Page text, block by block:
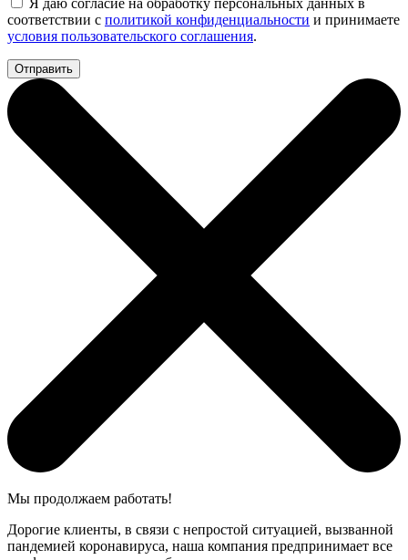
соответствии с политикой конфиденциальности и принимаете
условия пользовательского соглашения.
Мы продолжаем работать!
Дорогие клиенты, в связи с непростой ситуацией, вызванной
пандемией коронавируса, наша компания предпринимает все